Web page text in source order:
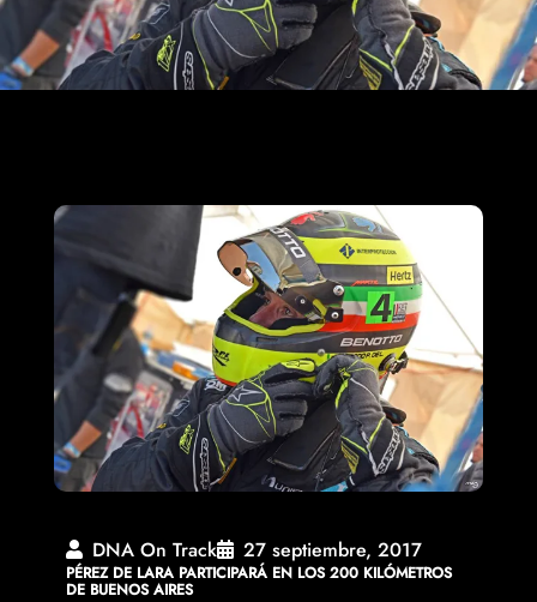
DNA On Track 27 septiembre, 2017
PÉREZ DE LARA PARTICIPARÁ EN LOS 200 KILÓMETROS
DE BUENOS AIRES